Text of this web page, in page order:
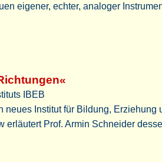
eigener, echter, analoger
IBEB
neues Institut für Bildung, Erziehung
erläutert Prof. Armin Schneider